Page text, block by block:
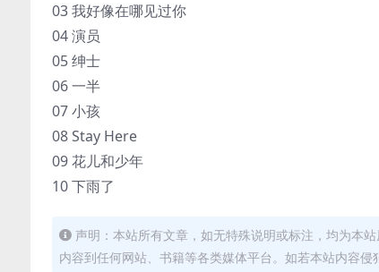
03 我好像在哪见过你
04 演员
05 绅士
06 一半
07 小孩
08 Stay Here
09 花儿和少年
10 下雨了
声明：本站所有文章，如无特殊说明或标注，均为本
内容到任何网站、书籍等各类媒体平台。如若本站内容侵